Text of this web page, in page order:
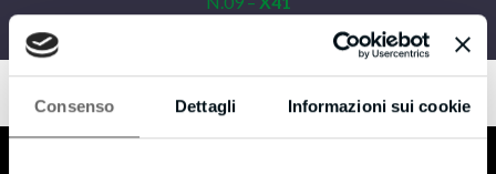
Consenso Dettagli Informazioni sui cookie
CON BORDO IN TINTA